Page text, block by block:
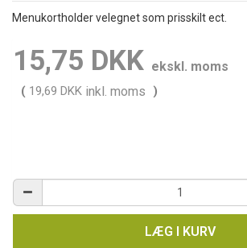
Menukortholder velegnet som prisskilt ect.
15,75 DKK ekskl. moms
( 19,69 DKK inkl. moms )
LÆG I KURV